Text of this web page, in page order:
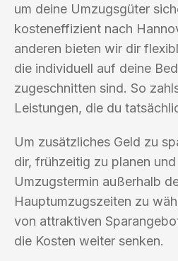
um deine Umzugsgüter
kosteneffizient nach
anderen bieten wir dir
die individuell auf deine
zugeschnitten sind. So
Leistungen, die du
Um zusätzliches Geld zu
dir, frühzeitig zu planen
Umzugstermin außerhalb
Hauptumzugszeiten zu
von attraktiven
die Kosten weiter senken.